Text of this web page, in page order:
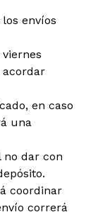
envíos
en caso
una
no dar con
coordinar
correrá